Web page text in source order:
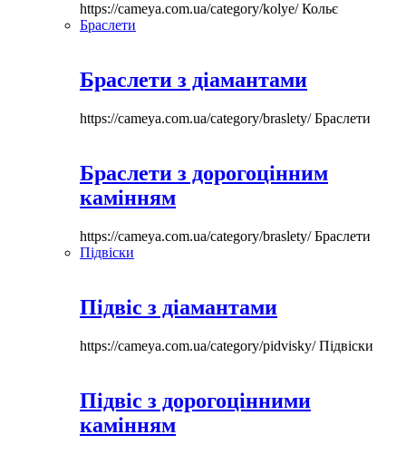
https://cameya.com.ua/category/kolye/Кольє
Браслети
Браслети з діамантами
https://cameya.com.ua/category/braslety/Браслети
Браслети з дорогоцінним
камінням
https://cameya.com.ua/category/braslety/Браслети
Підвіски
Підвіс з діамантами
https://cameya.com.ua/category/pidvisky/Підвіски
Підвіс з дорогоцінними
камінням